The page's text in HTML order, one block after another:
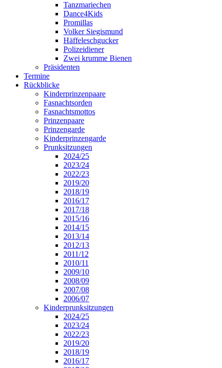
Tanzmariechen
Dance4Kids
Promillas
Volker Siegismund
Häffeleschgucker
Polizeidiener
Zwei krumme Bienen
Präsidenten
Termine
Rückblicke
Kinderprinzenpaare
Fasnachtsorden
Fasnachtsmottos
Prinzenpaare
Prinzengarde
Kinderprinzengarde
Prunksitzungen
2024/25
2023/24
2022/23
2019/20
2018/19
2016/17
2017/18
2015/16
2014/15
2013/14
2012/13
2011/12
2010/11
2009/10
2008/09
2007/08
2006/07
Kinderprunksitzungen
2024/25
2023/24
2022/23
2019/20
2018/19
2016/17